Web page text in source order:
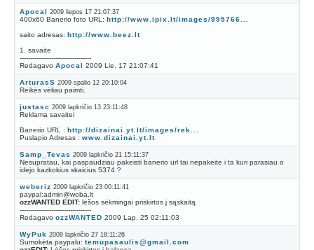
Apocal 2009 liepos 17 21:07:37
400x60 Banerio foto URL: http://www.ipix.lt/images/995766...
saito adresas: http://www.beez.lt
1. savaite
----------------------------------
Redagavo Apocal 2009 Lie. 17 21:07:41
ArturasS 2009 spalio 12 20:10:04
Reikės vėliau paimti.
justasc 2009 lapkričio 13 23:11:48
Reklama savaitei
Banerio URL : http://dizainai.yt.lt/images/rek...
Puslapio Adresas : www.dizainai.yt.lt
Samp_Tevas 2009 lapkričio 21 15:11:37
Nesupratau, kai paspaudziau pakeisti banerio url tai nepakeite i ta kuri parasiau o
idejo kazkokius skaicius 5374 ?
weberiz 2009 lapkričio 23 00:11:41
paypal:admin@woba.lt
ozzWANTED EDIT:lėšos sėkmingai priskirtos į sąskaitą
----------------------------------
Redagavo ozzWANTED 2009 Lap. 25 02:11:03
WyPuk 2009 lapkričio 27 18:11:26
Sumokėta paypalu: temupasaulis@gmail.com